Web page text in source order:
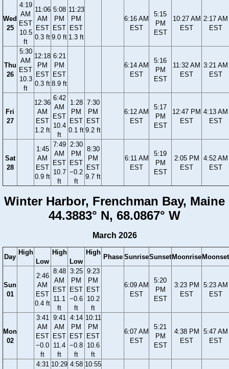
Wed
25
4:19
AM
EST
10.5
ft
11:06
AM
EST
0.3 ft
5:08
PM
EST
9.0 ft
11:23
PM
EST
1.3 ft
6:16 AM
EST
5:15
PM
EST
10:27 AM
EST
2:17 AM
EST
Thu
26
5:30
AM
EST
10.3
ft
12:18
PM
EST
0.3 ft
6:21
PM
EST
8.9 ft
6:14 AM
EST
5:16
PM
EST
11:32 AM
EST
3:21 AM
EST
Fri
27
12:36
AM
EST
1.2 ft
6:42
AM
EST
10.4
ft
1:28
PM
EST
0.1 ft
7:30
PM
EST
9.2 ft
6:12 AM
EST
5:17
PM
EST
12:47 PM
EST
4:13 AM
EST
Sat
28
1:45
AM
EST
0.9 ft
7:49
AM
EST
10.7
ft
2:30
PM
EST
−0.2
ft
8:30
PM
EST
9.7 ft
6:11 AM
EST
5:19
PM
EST
2:05 PM
EST
4:52 AM
EST
Winter Harbor, Frenchman Bay, Maine
44.3883° N, 68.0867° W
March 2026
Day
High
Low
High
Low
High
Phase SunriseSunset Moonrise Moonset
Sun
01
2:46
AM
EST
0.4 ft
8:48
AM
EST
11.1
ft
3:25
PM
EST
−0.6
ft
9:23
PM
EST
10.2
ft
6:09 AM
EST
5:20
PM
EST
3:23 PM
EST
5:23 AM
EST
Mon
02
3:41
AM
EST
−0.0
ft
9:41
AM
EST
11.4
ft
4:14
PM
EST
−0.8
ft
10:11
PM
EST
10.6
ft
6:07 AM
EST
5:21
PM
EST
4:38 PM
EST
5:47 AM
EST
4:31 10:29 4:58 10:55